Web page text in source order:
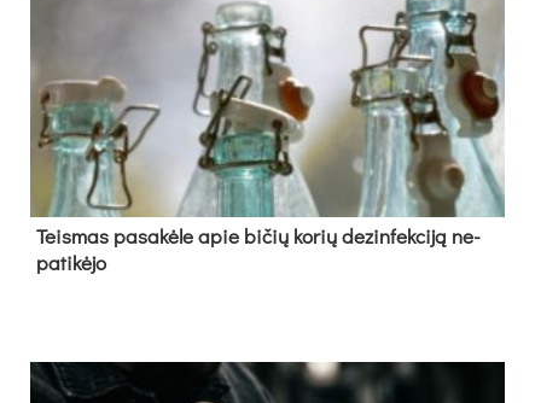
Teis­mas pa­sa­kė­le apie bi­čių ko­rių de­zin­fek­ci­ją ne­
pa­ti­kė­jo